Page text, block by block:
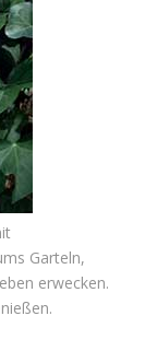
Garteln,
erwecken.